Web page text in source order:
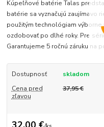
Kúpeľňové batérie Talas
batérie sa vyznačujú zaujímavo
použitým technológiam výborne
ozdobovať po dlhé roky. Pre
Garantujeme 5 ročnú záruku na
Dostupnosť
skladom
Cena pred
zľavou
37,95 €